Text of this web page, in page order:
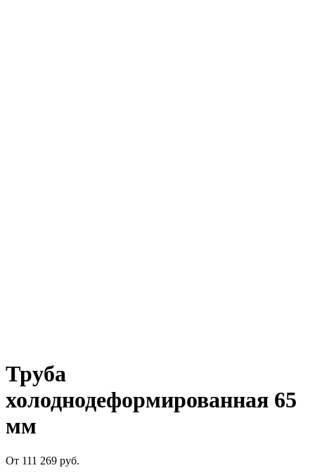
Труба
холоднодеформированная 65
мм
От 111 269 руб.